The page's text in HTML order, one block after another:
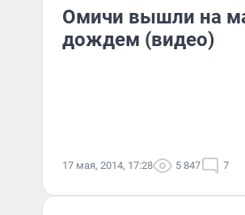
Омичи вышли на
дождем (видео)
17 мая, 2014, 17:28 5 847 7